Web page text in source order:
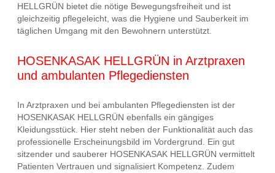
HELLGRÜN bietet die nötige Bewegungsfreiheit und ist
gleichzeitig pflegeleicht, was die Hygiene und Sauberkeit im
täglichen Umgang mit den Bewohnern unterstützt.
HOSENKASAK HELLGRÜN in Arztpraxen
und ambulanten Pflegediensten
In Arztpraxen und bei ambulanten Pflegediensten ist der
HOSENKASAK HELLGRÜN ebenfalls ein gängiges
Kleidungsstück. Hier steht neben der Funktionalität auch das
professionelle Erscheinungsbild im Vordergrund. Ein gut
sitzender und sauberer HOSENKASAK HELLGRÜN vermittelt
Patienten Vertrauen und signalisiert Kompetenz. Zudem